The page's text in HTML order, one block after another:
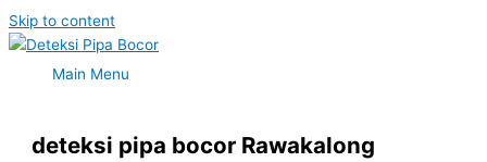
Skip to content
Main Menu
deteksi pipa bocor Rawakalong